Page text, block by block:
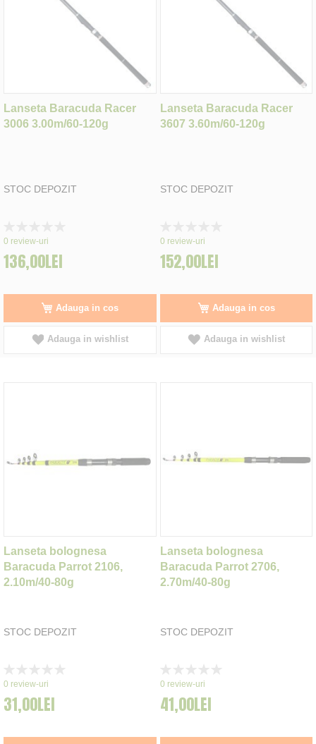
Lanseta Baracuda Racer
3006 3.00m/60-120g
STOC DEPOZIT
0%
0 review-uri
136,00LEI
Adauga in cos
Adauga in wishlist
Lanseta Baracuda Racer
3607 3.60m/60-120g
STOC DEPOZIT
0%
0 review-uri
152,00LEI
Adauga in cos
Adauga in wishlist
Lanseta bolognesa
Baracuda Parrot 2106,
2.10m/40-80g
STOC DEPOZIT
0%
0 review-uri
31,00LEI
Lanseta bolognesa
Baracuda Parrot 2706,
2.70m/40-80g
STOC DEPOZIT
0%
0 review-uri
41,00LEI